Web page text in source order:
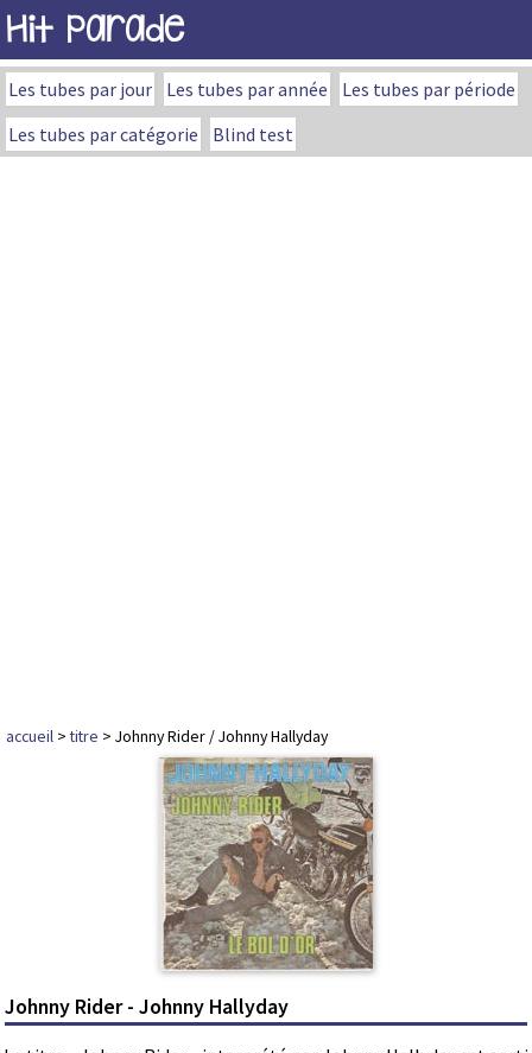
Hit Parade
Les tubes par jour Les tubes par année
Les tubes par période
Les tubes par catégorie
Blind test
accueil >titre > Johnny Rider / Johnny Hallyday
Johnny Rider - Johnny Hallyday